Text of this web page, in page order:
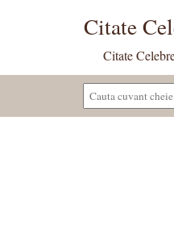
Citate
Citate